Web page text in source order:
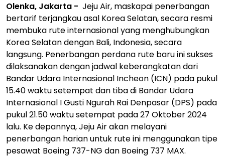
Olenka, Jakarta - Jeju Air, maskapai penerbangan
bertarif terjangkau asal Korea Selatan, secara resmi
membuka rute internasional yang menghubungkan
Korea Selatan dengan Bali, Indonesia, secara
langsung. Penerbangan perdana rute baru ini sukses
dilaksanakan dengan jadwal keberangkatan dari
Bandar Udara Internasional Incheon (ICN) pada pukul
15.40 waktu setempat dan tiba di Bandar Udara
Internasional I Gusti Ngurah Rai Denpasar (DPS) pada
pukul 21.50 waktu setempat pada 27 Oktober 2024
lalu. Ke depannya, Jeju Air akan melayani
penerbangan harian untuk rute ini menggunakan tipe
pesawat Boeing 737-NG dan Boeing 737 MAX.